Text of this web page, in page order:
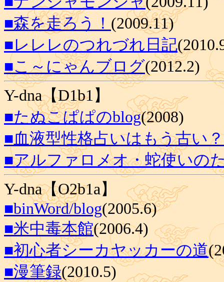
■森を走ろう！ (2009.11)
■レレレのつれづれ日記
■こ～にゃんブログ(2012.2)
Y-dna【D1b1】
■たぬこぱぱのblog(2008)
■血液型性格占いはもう古い？
■アルファロメオ・蛇使いの
Y-dna【O2b1a】
■binWord/blog(2005.6)
■米中毒本館(2006.4)
■初心者シーカヤッカーの道
■漫筆録(2010.5)